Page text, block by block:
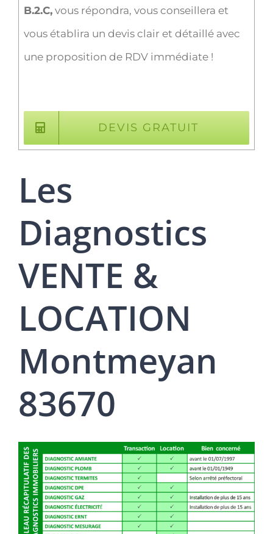
B.2.C,vous répondra, vous conseillera et
vous établira un devis clair et détaillé avec
une proposition de RDV immédiate !
DEVIS GRATUIT
Les
Diagnostics
VENTE &
LOCATION
Montmeyan
83670